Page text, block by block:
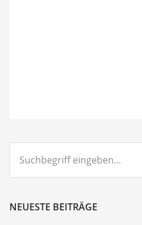
eingeben...
NEUESTE BEITRÄGE